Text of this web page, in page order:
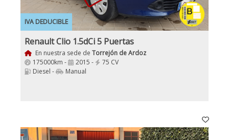
IVA DEDUCIBLE
Renault Clio 1.5dCi 5 Puertas
En nuestra sede de Torrejón de Ardoz
175000km -
2015 -
75 CV
Diesel -
Manual